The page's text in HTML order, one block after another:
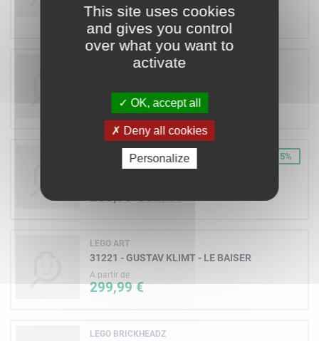
132,90 €149,99 €
LEGO IDEAS
A partir de
199,99 €
LEGO ARCHITECTURE
21067 - TOWER BRIDGE
230,90 €
-15%
LEGO ART
31221 - GUSTAV KLIMT - LE BAISER
A partir de
299,99 €
LEGO BRICKHEADZ
This site uses cookies
and gives you control
over what you want to
activate
OK, accept all
Deny all cookies
Personalize